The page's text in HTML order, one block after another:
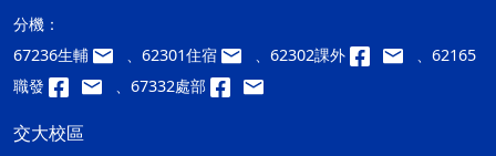
分機：
67236生輔
、62301住宿 、62302課外
、62165
職發
、67332處部
交大校區